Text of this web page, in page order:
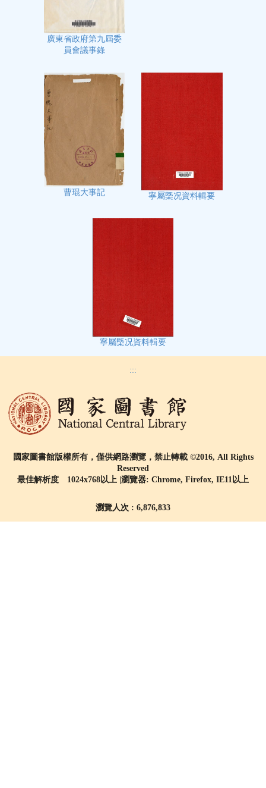
廣東省政府第九屆委
員會議事錄
曹琨大事記 寧屬㮣况資料輯要
寧屬㮣况資料輯要
:::
國家圖書館版權所有，僅供網路瀏覽，禁止轉載 ©2016, All Rights
Reserved
最佳解析度 1024x768以上 |瀏覽器: Chrome, Firefox, IE11以上
瀏覽人次 : 6,876,833